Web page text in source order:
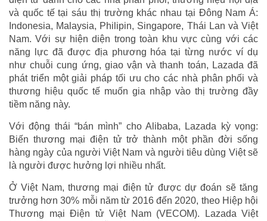
và quốc tế tại sáu thị trường khác nhau tại Đông Nam Á:
Indonesia, Malaysia, Philipin, Singapore, Thái Lan và Việt
Nam. Với sự hiện diện trong toàn khu vực cùng với các
năng lực đã được địa phương hóa tại từng nước ví dụ
như chuỗi cung ứng, giao vận và thanh toán, Lazada đã
phát triển một giải pháp tối ưu cho các nhà phân phối và
thương hiệu quốc tế muốn gia nhập vào thị trường đầy
tiềm năng này.
Với động thái “bán mình” cho Alibaba, Lazada kỳ vọng:
Biến thương mại điện tử trở thành một phần đời sống
hàng ngày của người Việt Nam và người tiêu dùng Việt sẽ
là người được hưởng lợi nhiều nhất.
Ở Việt Nam, thương mại điện tử được dự đoán sẽ tăng
trưởng hơn 30% mỗi năm từ 2016 đến 2020, theo Hiệp hội
Thương mại Điện tử Việt Nam (VECOM). Lazada Việt